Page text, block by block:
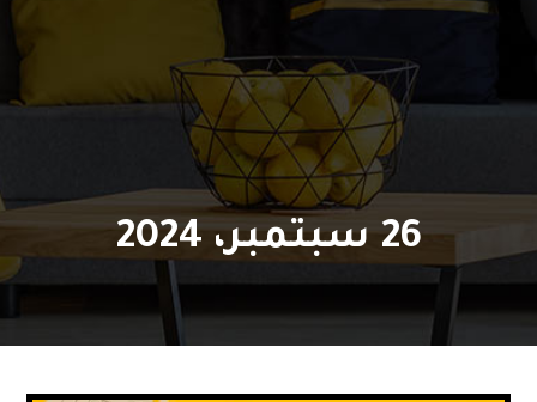
26 سبتمبر، 2024